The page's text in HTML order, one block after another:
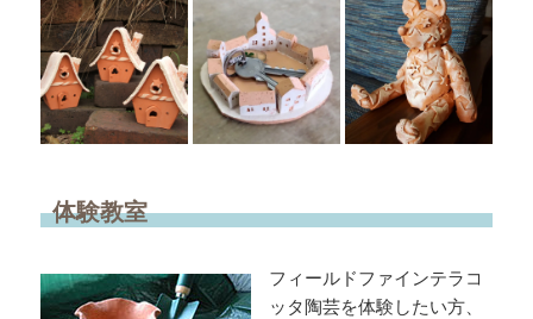
体験教室
フィールドファインテラコ
ッタ陶芸を体験したい方、